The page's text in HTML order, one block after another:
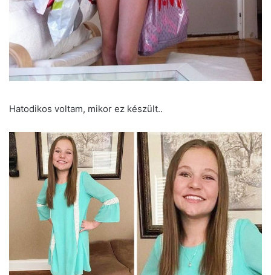
Hatodikos voltam, mikor ez készült..